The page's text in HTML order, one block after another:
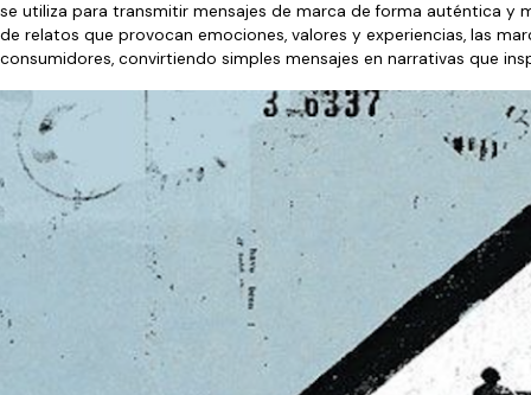
se utiliza para transmitir mensajes de marca de forma auténtica y
de relatos que provocan emociones, valores y experiencias, las
consumidores, convirtiendo simples mensajes en narrativas que